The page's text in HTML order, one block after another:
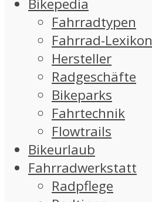
Bikepedia
Fahrradtypen
Fahrrad-Lexikon
Hersteller
Radgeschäfte
Bikeparks
Fahrtechnik
Flowtrails
Bikeurlaub
Fahrradwerkstatt
Radpflege